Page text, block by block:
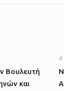
Βουλευτή
και
4